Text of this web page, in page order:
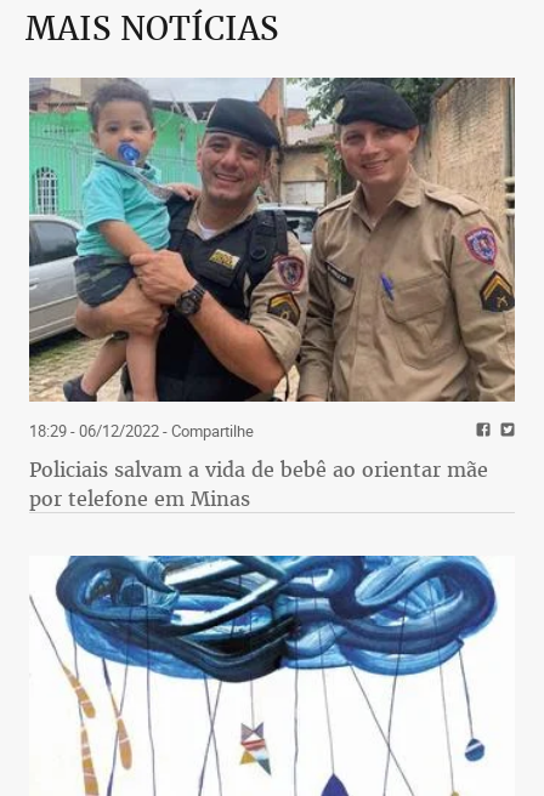
MAIS NOTÍCIAS
18:29 - 06/12/2022- Compartilhe
Policiais salvam a vida de bebê ao orientar mãe
por telefone em Minas